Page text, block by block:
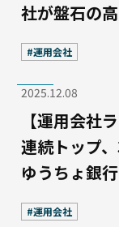
社が盤石の
#運用会社
2025.12.08
【運用会社
連続トップ
ゆうちょ銀
#運用会社